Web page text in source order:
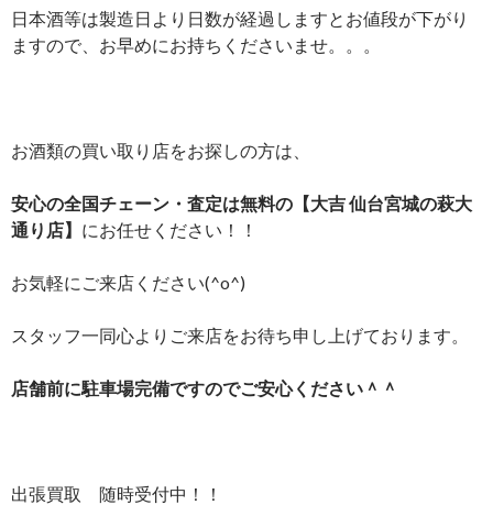
日本酒等は製造日より日数が経過しますとお値段が下がり
ますので、お早めにお持ちくださいませ。。。
お酒類の買い取り店をお探しの方は、
安心の全国チェーン・査定は無料の 【大吉 仙台宮城の萩大
通り店】 にお任せください！！
お気軽にご来店ください(^o^)
スタッフ一同心よりご来店をお待ち申し上げております。
店舗前に駐車場完備ですのでご安心ください＾＾
出張買取 随時受付中！！